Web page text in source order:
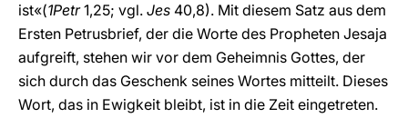
ist«(1Petr1,25; vgl. Jes 40,8). Mit diesem Satz aus dem
Ersten Petrusbrief, der die Worte des Propheten Jesaja
aufgreift, stehen wir vor dem Geheimnis Gottes, der
sich durch das Geschenk seines Wortes mitteilt. Dieses
Wort, das in Ewigkeit bleibt, ist in die Zeit eingetreten.